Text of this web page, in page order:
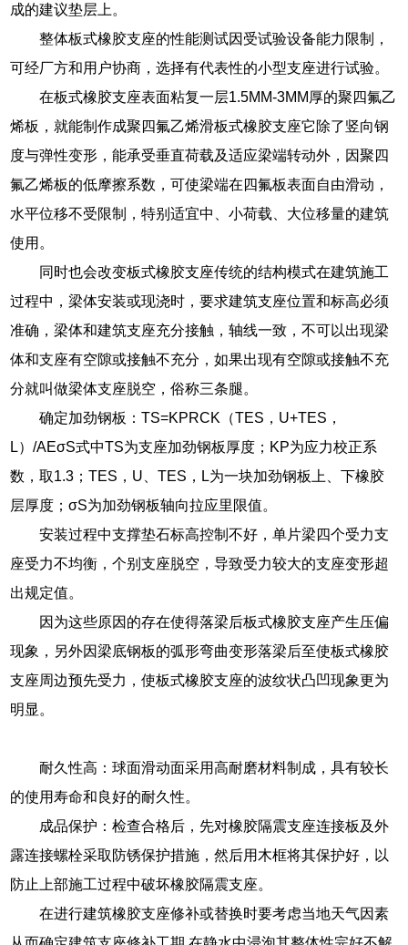
成的建议垫层上。
整体板式橡胶支座的性能测试因受试验设备能力限制，
可经厂方和用户协商，选择有代表性的小型支座进行试验。
在板式橡胶支座表面粘复一层1.5MM-3MM厚的聚四氟乙
烯板，就能制作成聚四氟乙烯滑板式橡胶支座它除了竖向钢
度与弹性变形，能承受垂直荷载及适应梁端转动外，因聚四
氟乙烯板的低摩擦系数，可使梁端在四氟板表面自由滑动，
水平位移不受限制，特别适宜中、小荷载、大位移量的建筑
使用。
同时也会改变板式橡胶支座传统的结构模式在建筑施工
过程中，梁体安装或现浇时，要求建筑支座位置和标高必须
准确，梁体和建筑支座充分接触，轴线一致，不可以出现梁
体和支座有空隙或接触不充分，如果出现有空隙或接触不充
分就叫做梁体支座脱空，俗称三条腿。
确定加劲钢板：TS=KPRCK（TES，U+TES，
L）/AEσS式中TS为支座加劲钢板厚度；KP为应力校正系
数，取1.3；TES，U、TES，L为一块加劲钢板上、下橡胶
层厚度；σS为加劲钢板轴向拉应里限值。
安装过程中支撑垫石标高控制不好，单片梁四个受力支
座受力不均衡，个别支座脱空，导致受力较大的支座变形超
出规定值。
因为这些原因的存在使得落梁后板式橡胶支座产生压偏
现象，另外因梁底钢板的弧形弯曲变形落梁后至使板式橡胶
支座周边预先受力，使板式橡胶支座的波纹状凸凹现象更为
明显。
耐久性高：球面滑动面采用高耐磨材料制成，具有较长
的使用寿命和良好的耐久性。
成品保护：检查合格后，先对橡胶隔震支座连接板及外
露连接螺栓采取防锈保护措施，然后用木框将其保护好，以
防止上部施工过程中破坏橡胶隔震支座。
在进行建筑橡胶支座修补或替换时要考虑当地天气因素